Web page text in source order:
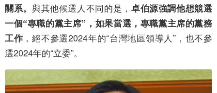
關系。 與其他候選人不同的是， 卓伯源強調他想競選
一個“專職的黨主席”，如果當選，專職黨主席的黨務
工作，絕不參選2024年的“台灣地區領導人”，也不參
選2024年的“立委”。